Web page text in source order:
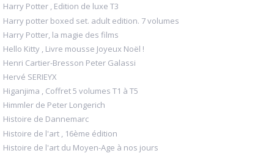
Harry Potter , Edition de luxe T3
Harry potter boxed set. adult edition. 7 volumes
Harry Potter, la magie des films
Hello Kitty , Livre mousse Joyeux Noël !
Henri Cartier-Bresson Peter Galassi
Hervé SERIEYX
Higanjima , Coffret 5 volumes T1 à T5
Himmler de Peter Longerich
Histoire de Dannemarc
Histoire de l'art , 16ème édition
Histoire de l'art du Moyen-Age à nos jours